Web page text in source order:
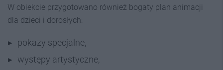
W obiekcie przygotowano również bogaty plan animacji
dla dzieci i dorosłych:
pokazy specjalne,
występy artystyczne,